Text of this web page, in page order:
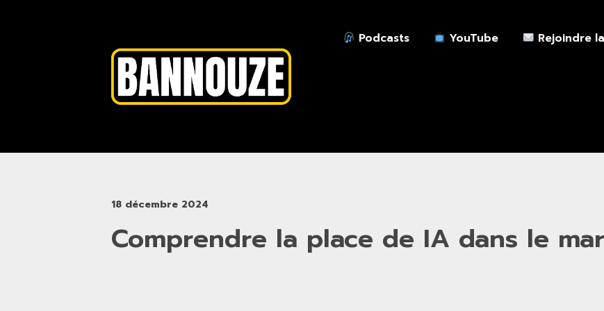
Podcasts YouTube Rejoindre
18 décembre 2024
Comprendre la place de IA dans le